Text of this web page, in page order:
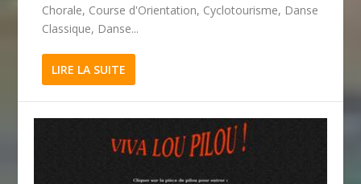
Chorale, Course d'Orientation, Cyclotourisme, Danse
Classique, Danse...
LIRE LA SUITE